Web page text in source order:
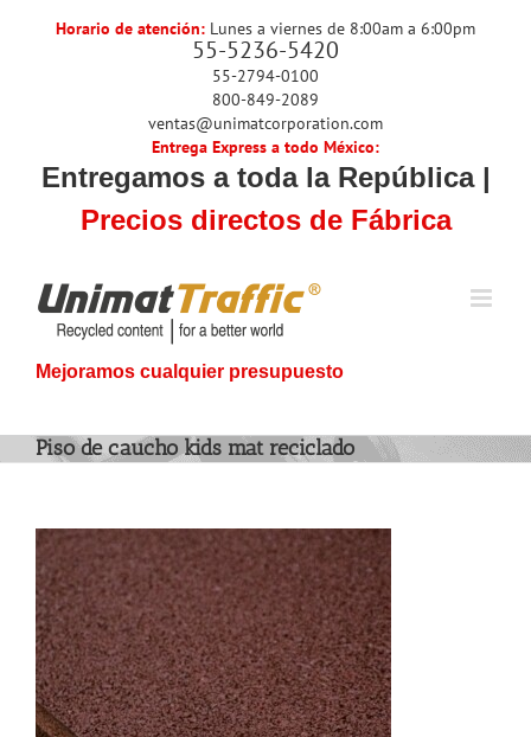
Horario de atención: Lunes a viernes de 8:00am a 6:00pm
55-5236-5420
55-2794-0100
800-849-2089
ventas@unimatcorporation.com
Entrega Express a todo México:
Entregamos a toda la República |
Precios directos de Fábrica
Mejoramos cualquier presupuesto
Piso de caucho kids mat reciclado